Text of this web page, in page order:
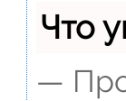
Что
—